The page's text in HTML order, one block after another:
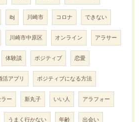
ibj 川崎市 コロナ できない
川崎市中原区 オンライン アラサー
体験談 ポジティブ 恋愛
活アプリ ポジティブになる方法
ー 新丸子 いい人 アラフォー
うまく行かない 年齢 出会い